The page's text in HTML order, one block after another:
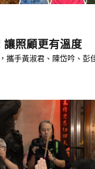
讓照顧更有溫度
攜手黃淑君、陳岱吟、彭